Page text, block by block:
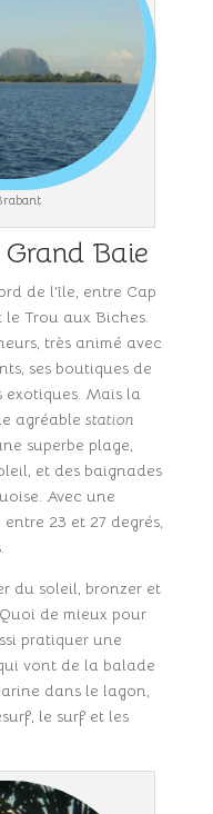
Baie
de l’île, entre Cap
Trou aux Biches.
très animé avec
ses boutiques de
Mais la
agréable station
superbe plage,
et des baignades
Avec une
23 et 27 degrés,
du soleil, bronzer et
de mieux pour
pratiquer une
vont de la balade
dans le lagon,
le surf et les